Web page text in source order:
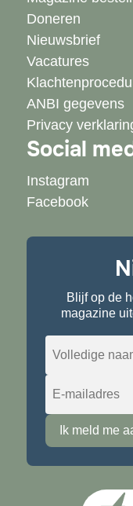
Doneren
Nieuwsbrief
Vacatures
ANBI gegevens
Privacy
Social
Instagram
Facebook
Blijf op de
magazine
Ik meld me